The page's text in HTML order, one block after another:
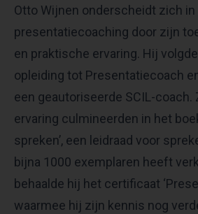
Otto Wijnen onderscheidt zich in
presentatiecoaching door zijn
en praktische ervaring. Hij
opleiding tot Presentatiecoach
een geautoriseerde SCIL-coach.
ervaring culmineerden in het
spreken’, een leidraad voor
bijna 1000 exemplaren heeft
behaalde hij het certificaat
waarmee hij zijn kennis nog